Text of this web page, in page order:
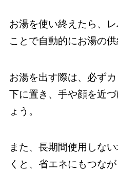
お湯を使い終えたら、
ことで自動的にお湯の供
お湯を出す際は、必ず
下に置き、手や顔を近
ょう。
また、長期間使用しな
くと、省エネにもつなが